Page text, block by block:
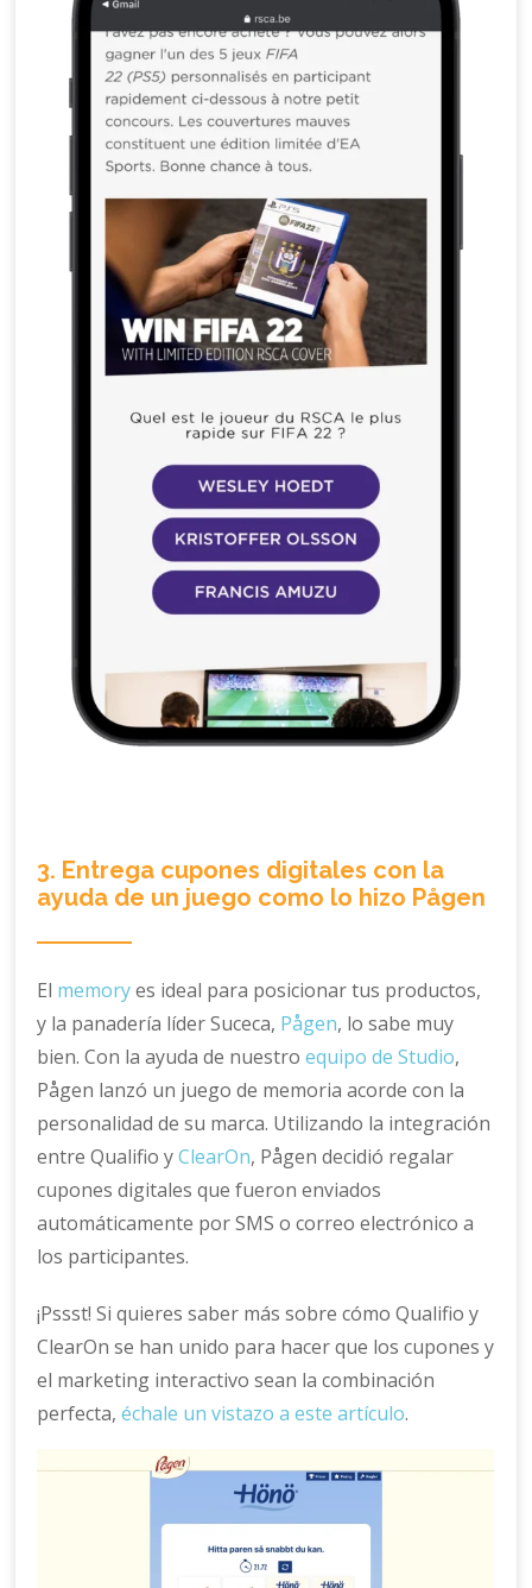
3. Entrega cupones digitales con la
ayuda de un juego como lo hizo Pågen
El memoryes ideal para posicionar tus productos,
y la panadería líder Suceca, Pågen, lo sabe muy
bien. Con la ayuda de nuestroequipo de Studio,
Pågen lanzó un juego de memoria acorde con la
personalidad de su marca. Utilizando la integración
entre Qualifio yClearOn, Pågen decidió regalar
cupones digitales que fueron enviados
automáticamente por SMS o correo electrónico a
los participantes.
¡Pssst! Si quieres saber más sobre cómo Qualifio y
ClearOn se han unido para hacer que los cupones y
el marketing interactivo sean la combinación
perfecta,échale un vistazo a este artículo.